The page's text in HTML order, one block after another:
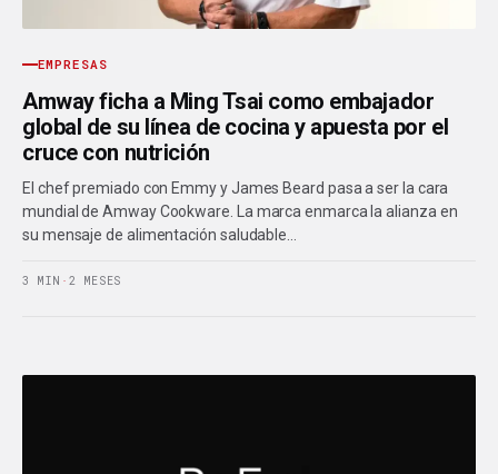
EMPRESAS
Amway ficha a Ming Tsai como embajador
global de su línea de cocina y apuesta por el
cruce con nutrición
El chef premiado con Emmy y James Beard pasa a ser la cara
mundial de Amway Cookware. La marca enmarca la alianza en
su mensaje de alimentación saludable…
3 MIN · 2 MESES